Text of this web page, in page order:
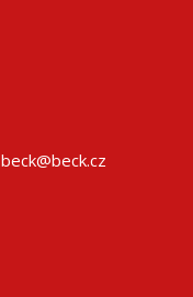
beck@beck.cz